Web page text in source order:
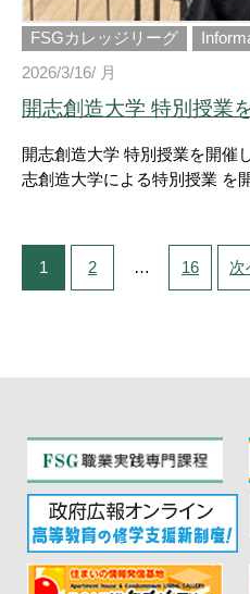
FSGカレッジリーグ
2026/3/16/ 月
開志創造大学 特別授業
開志創造大学 特別授業を開催
志創造大学による特別授業 を開催しま
け、積極的に質問する姿も見られました
学べる内容 ・これからの社会
の学びが具体的にイメージで
きっかけになった」 といった声も聞かれ、進路を考える貴
重な機会となりました。 オープンキャンパスでも開催！ こ
の特別授業は、 3月28日開催
することができます！ 高校生の皆さんにとって、 ・大学の
授業を実際に体験できる ・進路の視
投稿のナビゲーション
1 ページへ
2 ページへ
… 16 ペー次